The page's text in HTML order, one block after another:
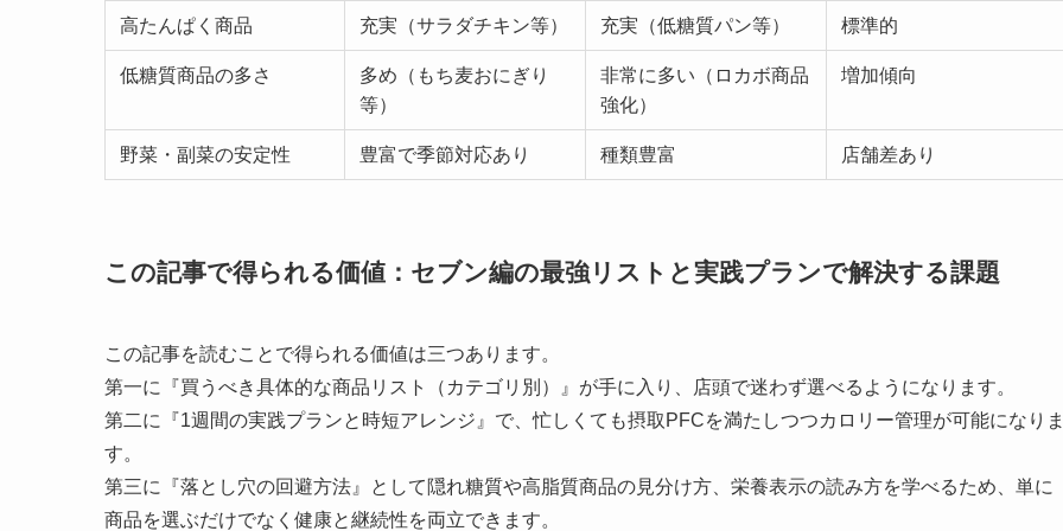
高たんぱく商品 充実（サラダチキン等） 充実（低糖質パン等） 標準的
低糖質商品の多さ
多め（もち麦おにぎり
等）
非常に多い（ロカボ商品
強化）
増加傾向
野菜・副菜の安定性 豊富で季節対応あり 種類豊富 店舗差あり
この記事で得られる価値：セブン編の最強リストと実践プランで解決する課題
この記事を読むことで得られる価値は三つあります。
第一に『買うべき具体的な商品リスト（カテゴリ別）』が手に入り、店頭で迷わず選べるようになります。
第二に『1週間の実践プランと時短アレンジ』で、忙しくても摂取PFCを満たしつつカロリー管理が可能になり
す。
第三に『落とし穴の回避方法』として隠れ糖質や高脂質商品の見分け方、栄養表示の読み方を学べるため、単に
商品を選ぶだけでなく健康と継続性を両立できます。